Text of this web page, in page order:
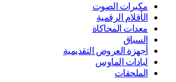
مكبرات الصوت
الأقلام الرقمية
معدات المحاكاة
السباق
أجهزة العروض التقديمية
لبادات الماوس
الملحقات